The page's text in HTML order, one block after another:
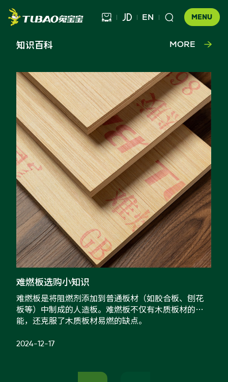
MENU
  EN 
健康饰材 
板材
科技木
胶粘材料
工装产品
健康家居 
全屋定制
UNICO
地板
木门
家配
公司介绍
企业文化
发展历程
品牌优势
联系我们
门店查询
合作伙伴查询
防伪查询
售后服务
违规投诉
资讯中心
知识百科
品牌视频
招商加盟
大客户合作
人事招聘
基本信息
知识百科 MORE 
难燃板选购小知识
难燃板是将阻燃剂添加到普通板材（如胶合板、刨花
板等）中制成的人造板。难燃板不仅有木质板材的性
能，还克服了木质板材易燃的缺点。
2024-12-17